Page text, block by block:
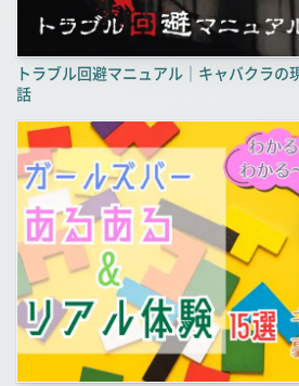
トラブル回避マニュアル｜キャバクラの
話